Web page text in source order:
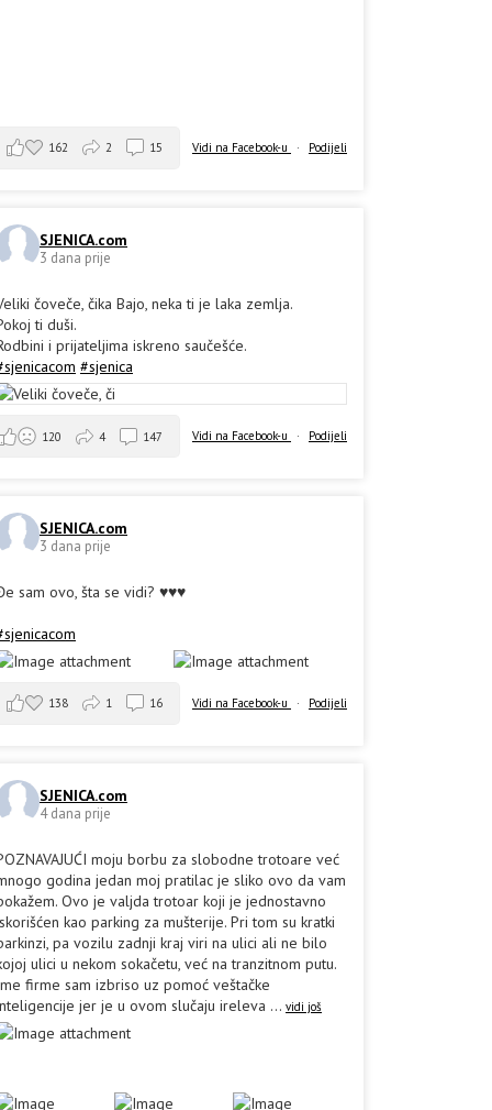
Vidi na Facebook-u · Podijeli
162 2 15
SJENICA.com
3 dana prije
čoveče, čika Bajo, neka ti je laka zemlja.
ti duši.
i prijateljima iskreno saučešće.
#sjenica
Vidi na Facebook-u · Podijeli
120 4 147
SJENICA.com
3 dana prije
sam ovo, šta se vidi? ♥️♥️♥️
Vidi na Facebook-u · Podijeli
138 1 16
SJENICA.com
4 dana prije
moju borbu za slobodne trotoare već
godina jedan moj pratilac je sliko ovo da vam
Ovo je valjda trotoar koji je jednostavno
kao parking za mušterije. Pri tom su kratki
pa vozilu zadnji kraj viri na ulici ali ne bilo
ulici u nekom sokačetu, već na tranzitnom putu.
firme sam izbriso uz pomoć veštačke
jer je u ovom slučaju ireleva ... vidi još